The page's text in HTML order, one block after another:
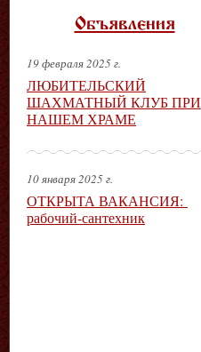
Объявления
19 февраля 2025 г.
ЛЮБИТЕЛЬСКИЙ
ШАХМАТНЫЙ КЛУБ ПРИ
НАШЕМ ХРАМЕ
10 января 2025 г.
ОТКРЫТА ВАКАНСИЯ:
рабочий-сантехник